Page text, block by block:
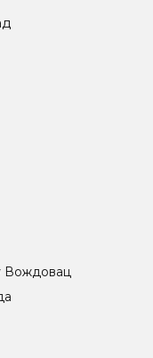
Вождовац